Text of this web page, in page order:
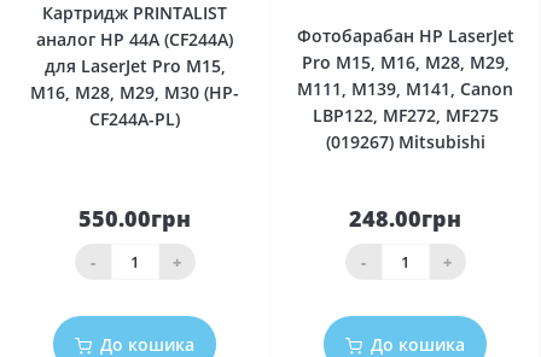
Картридж PRINTALIST
аналог HP 44A (CF244A)
для LaserJet Pro M15,
M16, M28, M29, M30 (HP-
CF244A-PL)
550.00грн
- +
До кошика
Фотобарабан HP LaserJet
Pro M15, M16, M28, M29,
M111, M139, M141, Canon
LBP122, MF272, MF275
(019267) Mitsubishi
248.00грн
- +
До кошика